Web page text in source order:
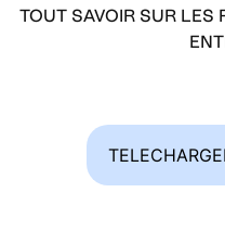
TOUT SAVOIR SUR LES